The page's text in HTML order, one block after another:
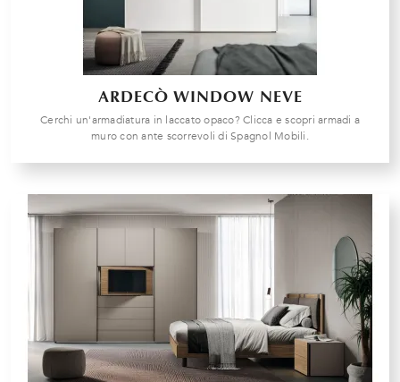
ARDECÒ WINDOW NEVE
Cerchi un'armadiatura in laccato opaco? Clicca e scopri armadi a
muro con ante scorrevoli di Spagnol Mobili.